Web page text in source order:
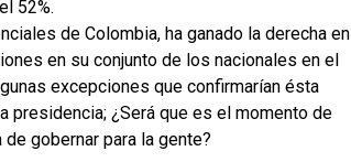
52%.
de Colombia, ha ganado la derecha en
en su conjunto de los nacionales en el
excepciones que confirmarían ésta
presidencia; ¿Será que es el momento de
gobernar para la gente?